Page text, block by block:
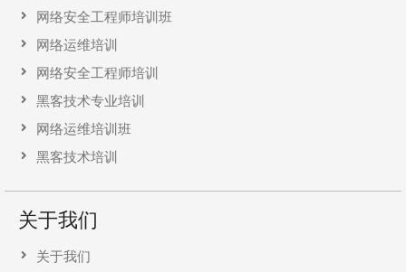
网络安全工程师培训班
网络运维培训
网络安全工程师培训
黑客技术专业培训
网络运维培训班
黑客技术培训
关于我们
关于我们